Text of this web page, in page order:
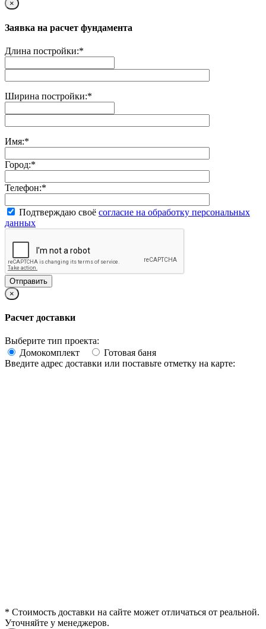
×
Заявка на расчет фундамента
Длина постройки:*
Ширина постройки:*
Имя:*
Город:*
Телефон:*
Подтверждаю своё согласие на обработку персональных
данных
×
Расчет доставки
Выберите тип проекта:
Домокомплект
Готовая баня
Введите адрес доставки или поставьте отметку на карте:
* Стоимость доставки на сайте может отличаться от реальной.
Уточняйте у менеджеров.